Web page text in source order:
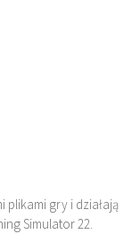
plikami gry i działają
Simulator 22.